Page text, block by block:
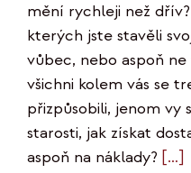
mění rychleji než
kterých jste stavěli
vůbec, nebo aspoň
všichni kolem vás se
přizpůsobili, jenom vy
starosti, jak získat
aspoň na náklady? […]